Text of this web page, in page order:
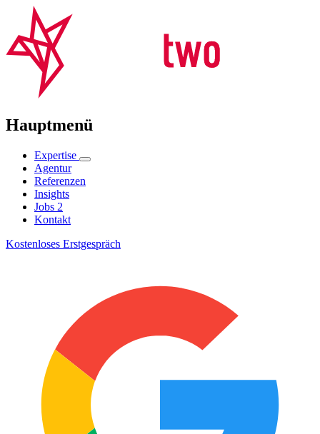
Hauptmenü
Expertise
Agentur
Referenzen
Insights
Jobs 2
Kontakt
Kostenloses Erstgespräch